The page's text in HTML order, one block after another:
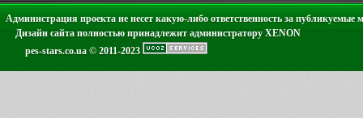
Администрация проекта не несет какую-либо ответственность за публикуемые
Дизайн сайта полностью принадлежит администратору XENON
pes-stars.co.ua © 2011-2023